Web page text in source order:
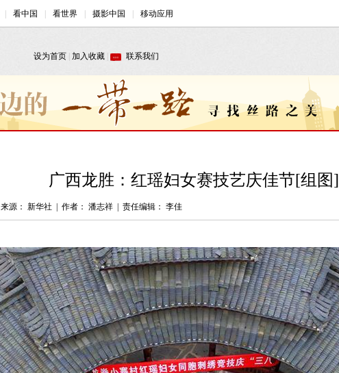
广西龙胜：红瑶妇女赛技艺庆佳节[组图]
来源： 新华社 作者： 潘志祥 责任编辑： 李佳